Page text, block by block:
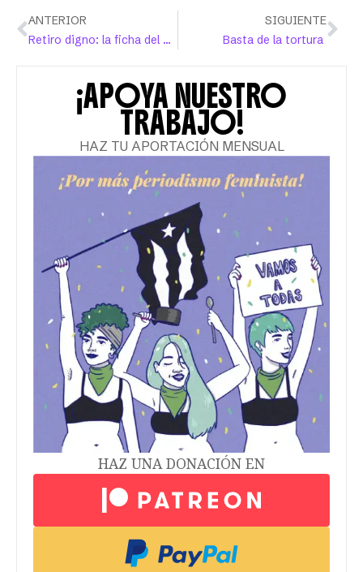
ANTERIOR
Retiro digno: la ficha del pueblo
SIGUIENTE
Basta de la tortura
¡APOYA NUESTRO
TRABAJO!
HAZ TU APORTACIÓN MENSUAL
HAZ UNA DONACIÓN EN